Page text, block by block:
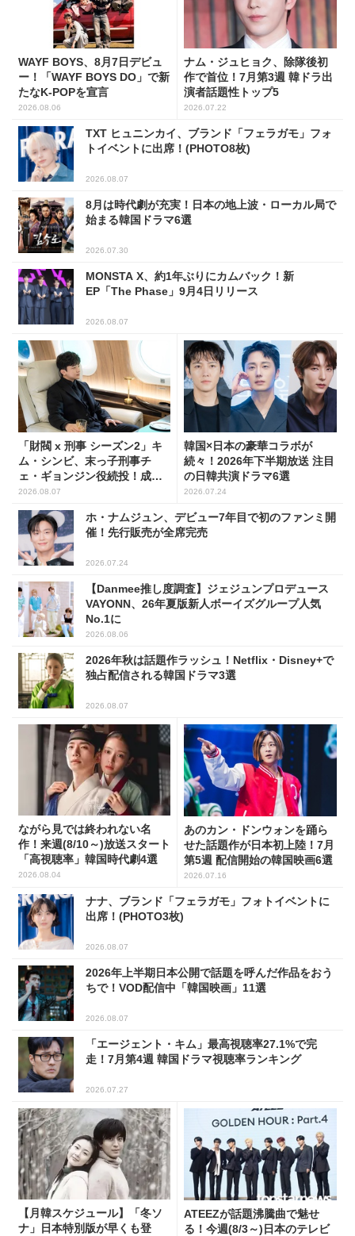
WAYF BOYS、8月7日デビュ
ー！「WAYF BOYS DO」で新
たなK-POPを宣言
2026.08.06
ナム・ジュヒョク、除隊後初
作で首位！7月第3週 韓ドラ出
演者話題性トップ5
2026.07.22
TXT ヒュニンカイ、ブランド「フェラガモ」フォ
トイベントに出席！(PHOTO8枚)
2026.08.07
8月は時代劇が充実！日本の地上波・ローカル局で
始まる韓国ドラマ6選
2026.07.30
MONSTA X、約1年ぶりにカムバック！新
EP「The Phase」9月4日リリース
2026.08.07
「財閥 x 刑事 シーズン2」キ
ム・シンビ、末っ子刑事チ
ェ・ギョンジン役続投！成長
した姿に注目
2026.08.07
韓国×日本の豪華コラボが
続々！2026年下半期放送 注目
の日韓共演ドラマ6選
2026.07.24
ホ・ナムジュン、デビュー7年目で初のファンミ開
催！先行販売が全席完売
2026.07.24
【Danmee推し度調査】ジェジュンプロデュース
VAYONN、26年夏版新人ボーイズグループ人気
No.1に
2026.08.06
2026年秋は話題作ラッシュ！Netflix・Disney+で
独占配信される韓国ドラマ3選
2026.08.07
ながら見では終われない名
作！来週(8/10～)放送スタート
「高視聴率」韓国時代劇4選
2026.08.04
あのカン・ドンウォンを踊ら
せた話題作が日本初上陸！7月
第5週 配信開始の韓国映画6選
2026.07.16
ナナ、ブランド「フェラガモ」フォトイベントに
出席！(PHOTO3枚)
2026.08.07
2026年上半期日本公開で話題を呼んだ作品をおう
ちで！VOD配信中「韓国映画」11選
2026.08.07
「エージェント・キム」最高視聴率27.1%で完
走！7月第4週 韓国ドラマ視聴率ランキング
2026.07.27
【月韓スケジュール】「冬ソ
ナ」日本特別版が早くも登
ATEEZが話題沸騰曲で魅せ
る！今週(8/3～)日本のテレビ